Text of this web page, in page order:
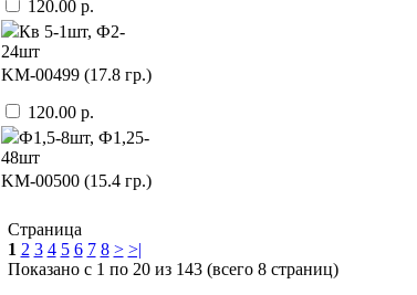
120.00 р.
Кв 5-1шт, Ф2-
24шт
KМ-00499 (17.8 гр.)
120.00 р.
Ф1,5-8шт, Ф1,25-
48шт
KМ-00500 (15.4 гр.)
Страница
1 2 3 4 5 6 7 8 > >|
Показано с 1 по 20 из 143 (всего 8 страниц)